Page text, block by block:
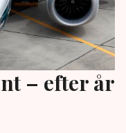
– efter år